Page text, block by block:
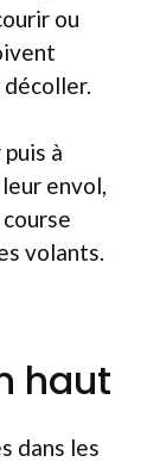
ou
à
envol,
volants.
haut
dans les